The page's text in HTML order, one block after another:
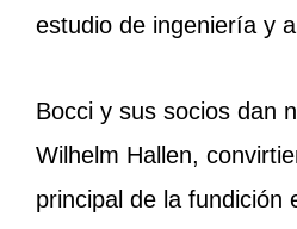
estudio de ingeniería y
Bocci y sus socios dan
Wilhelm Hallen,
principal de la fundición